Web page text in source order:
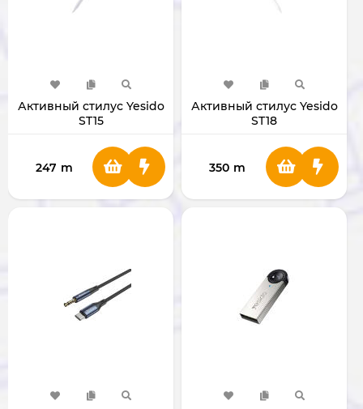
Активный стилус Yesido
ST15
247 m
Активный стилус Yesido
ST18
350 m